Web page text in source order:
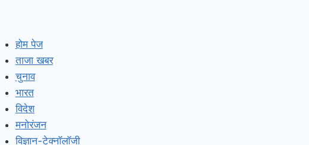
होम पेज
ताजा खबर
चुनाव
भारत
विदेश
मनोरंजन
विज्ञान-टेक्नॉलॉजी